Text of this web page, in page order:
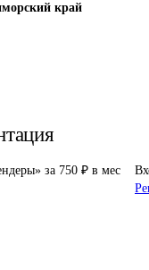
край
за 750 ₽ в мес